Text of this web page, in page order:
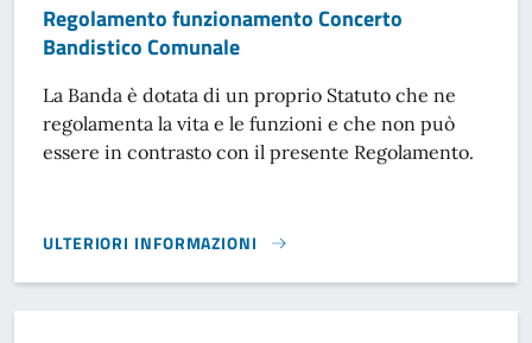
Regolamento funzionamento Concerto
Bandistico Comunale
La Banda è dotata di un proprio Statuto che ne
regolamenta la vita e le funzioni e che non può
essere in contrasto con il presente Regolamento.
ULTERIORI INFORMAZIONI
REGOLAMENTO FUNZIONAMENTO CONCERTO BANDISTICO